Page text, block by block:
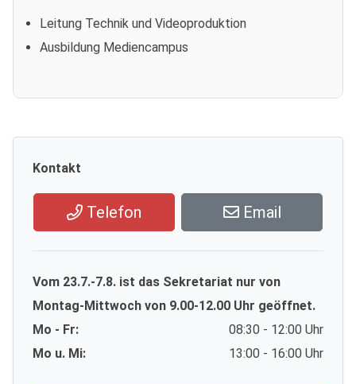
Leitung Technik und Videoproduktion
Ausbildung Mediencampus
Kontakt
Telefon Email
Vom 23.7.-7.8. ist das Sekretariat nur von
Montag-Mittwoch von 9.00-12.00 Uhr geöffnet.
Mo - Fr:
08:30 - 12:00 Uhr
Mo u. Mi:
13:00 - 16:00 Uhr